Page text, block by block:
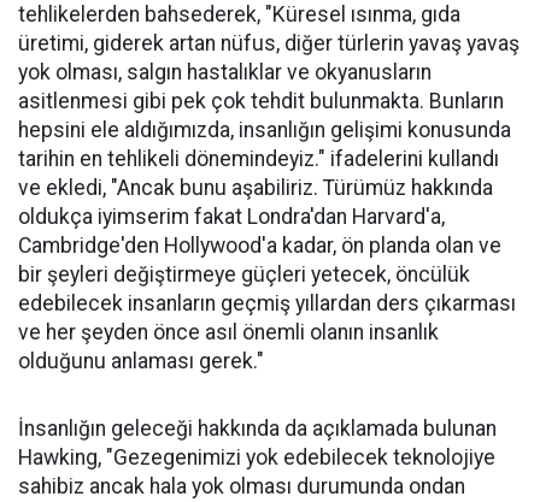
tehlikelerden bahsederek, "Küresel ısınma, gıda
üretimi, giderek artan nüfus, diğer türlerin yavaş yavaş
yok olması, salgın hastalıklar ve okyanusların
asitlenmesi gibi pek çok tehdit bulunmakta. Bunların
hepsini ele aldığımızda, insanlığın gelişimi konusunda
tarihin en tehlikeli dönemindeyiz." ifadelerini kullandı
ve ekledi, "Ancak bunu aşabiliriz. Türümüz hakkında
oldukça iyimserim fakat Londra'dan Harvard'a,
Cambridge'den Hollywood'a kadar, ön planda olan ve
bir şeyleri değiştirmeye güçleri yetecek, öncülük
edebilecek insanların geçmiş yıllardan ders çıkarması
ve her şeyden önce asıl önemli olanın insanlık
olduğunu anlaması gerek."
İnsanlığın geleceği hakkında da açıklamada bulunan
Hawking, "Gezegenimizi yok edebilecek teknolojiye
sahibiz ancak hala yok olması durumunda ondan